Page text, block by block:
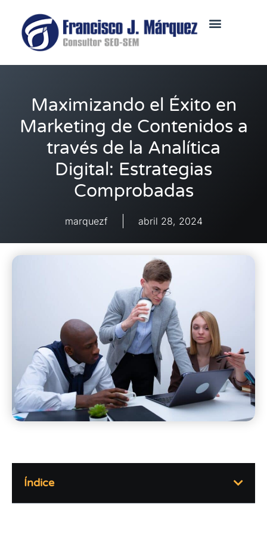
Maximizando el Éxito en
Marketing de Contenidos a
través de la Analítica
Digital: Estrategias
Comprobadas
marquezf abril 28, 2024
Índice